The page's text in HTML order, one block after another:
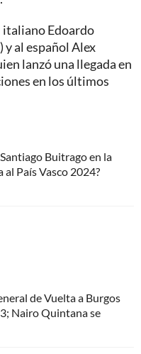
italiano Edoardo
al español Alex
lanzó una llegada en
en los últimos
Buitrago en la
al País Vasco 2024?
de Vuelta a Burgos
Nairo Quintana se